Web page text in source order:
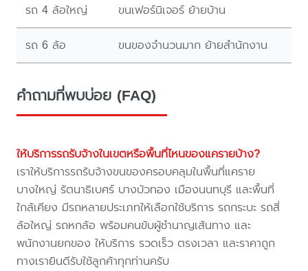
รถ 4 ล้อใหญ่ ขนเฟอร์นิเจอร์ ย้ายบ้าน
รถ 6 ล้อ ขนของจำนวนมาก ย้ายสำนักงาน
คำถามที่พบบ่อย (FAQ)
ให้บริการรถรับจ้างในเขตหรือพื้นที่ไหนของแครายบ้าง?
เราให้บริการรถรับจ้างขนของครอบคลุมในพื้นที่แคราย
บางใหญ่ รัตนาธิเบศร์ บางบัวทอง เมืองนนทบุรี และพื้นที่
ใกล้เคียง มีรถหลายประเภทให้เลือกใช้บริการ รถกระบะ รถสี่
ล้อใหญ่ รถหกล้อ พร้อมคนขับผู้ชำนาญเส้นทาง และ
พนักงานยกของ ให้บริการ รวดเร็ว ตรงเวลา และราคาถูก
ทางเรายินดีรับใช้ลูกค้าทุกท่านครับ